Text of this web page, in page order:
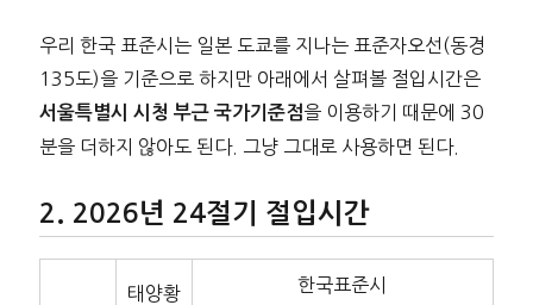
우리 한국 표준시는 일본 도쿄를 지나는 표준자오선(동경
135도)을 기준으로 하지만 아래에서 살펴볼 절입시간은
서울특별시 시청 부근 국가기준점을 이용하기 때문에 30
분을 더하지 않아도 된다. 그냥 그대로 사용하면 된다.
2026년 24절기 절입시간
태양황
한국표준시